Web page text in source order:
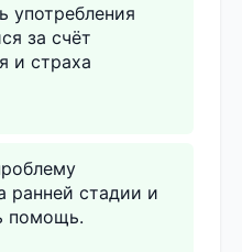
употребления
за счёт
и страха
ранней стадии и
помощь.